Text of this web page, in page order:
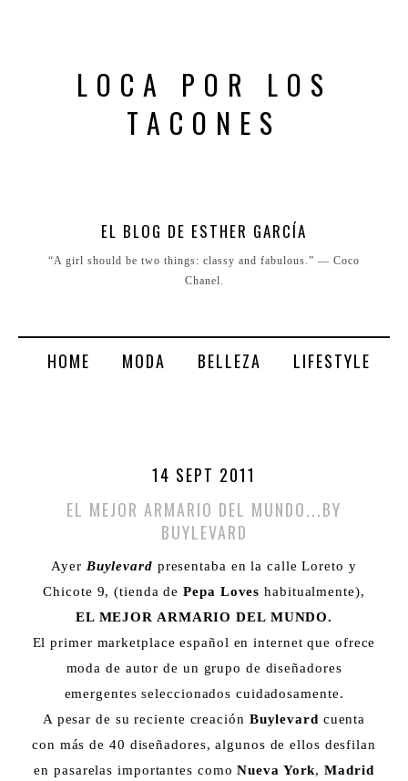
LOCA POR LOS
TACONES
EL BLOG DE ESTHER GARCÍA
“A girl should be two things: classy and fabulous.” ― Coco
Chanel.
HOME MODA BELLEZA LIFESTYLE
14 SEPT 2011
EL MEJOR ARMARIO DEL MUNDO...BY
BUYLEVARD
Ayer Buylevard presentaba en la calle Loreto y
Chicote 9, (tienda dePepa Loves habitualmente),
EL MEJOR ARMARIO DEL MUNDO.
El primer marketplace español en internet que ofrece
moda de autor de un grupo de diseñadores
emergentes seleccionados cuidadosamente.
A pesar de su reciente creación Buylevard cuenta
con más de 40 diseñadores, algunos de ellos desfilan
en pasarelas importantes como Nueva York, Madrid